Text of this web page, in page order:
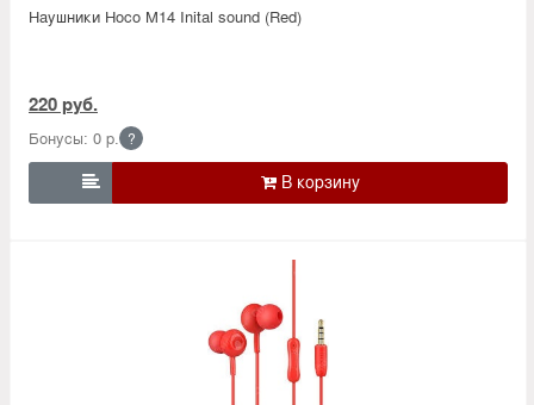
Наушники Hoco M14 Inital sound (Red)
220 руб.
Бонусы: 0 р. ?
